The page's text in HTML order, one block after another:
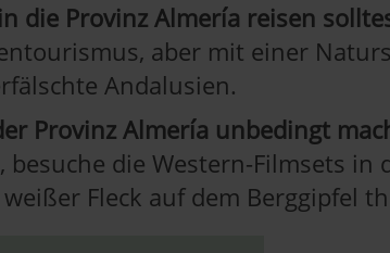
die Provinz Almería reisen
aber mit einer
Andalusien.
Provinz Almería unbedingt
besuche die Western-Filmsets in
Fleck auf dem Berggipfel